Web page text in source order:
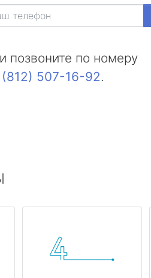
позвоните по номеру
(812) 507-16-92.